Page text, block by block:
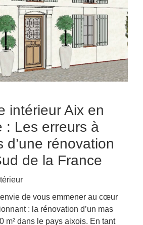
intérieur Aix en
: Les erreurs à
d’une rénovation
de la France
envie de vous emmener au cœur
: la rénovation d’un mas
m² dans le pays aixois. En tant